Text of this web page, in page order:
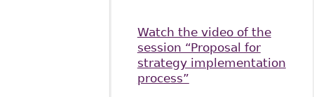
Watch the video of the
session “Proposal for
strategy implementation
process”